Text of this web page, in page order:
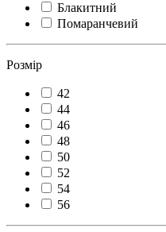
Блакитний
Помаранчевий
Розмір
42
44
46
48
50
52
54
56